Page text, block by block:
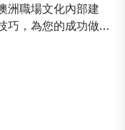
洲職場文化內部建
巧，為您的成功做好